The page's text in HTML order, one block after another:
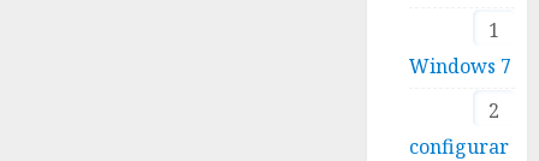
1
Windows 7
2
configurar